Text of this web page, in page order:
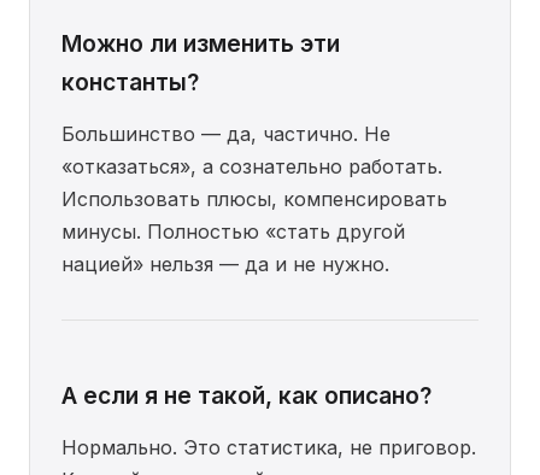
Можно ли изменить эти
константы?
Большинство — да, частично. Не
«отказаться», а сознательно работать.
Использовать плюсы, компенсировать
минусы. Полностью «стать другой
нацией» нельзя — да и не нужно.
А если я не такой, как описано?
Нормально. Это статистика, не приговор.